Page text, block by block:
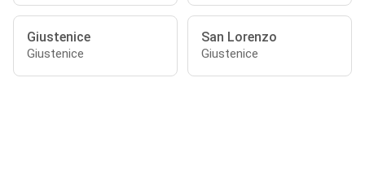
Giustenice
Giustenice
San Lorenzo
Giustenice